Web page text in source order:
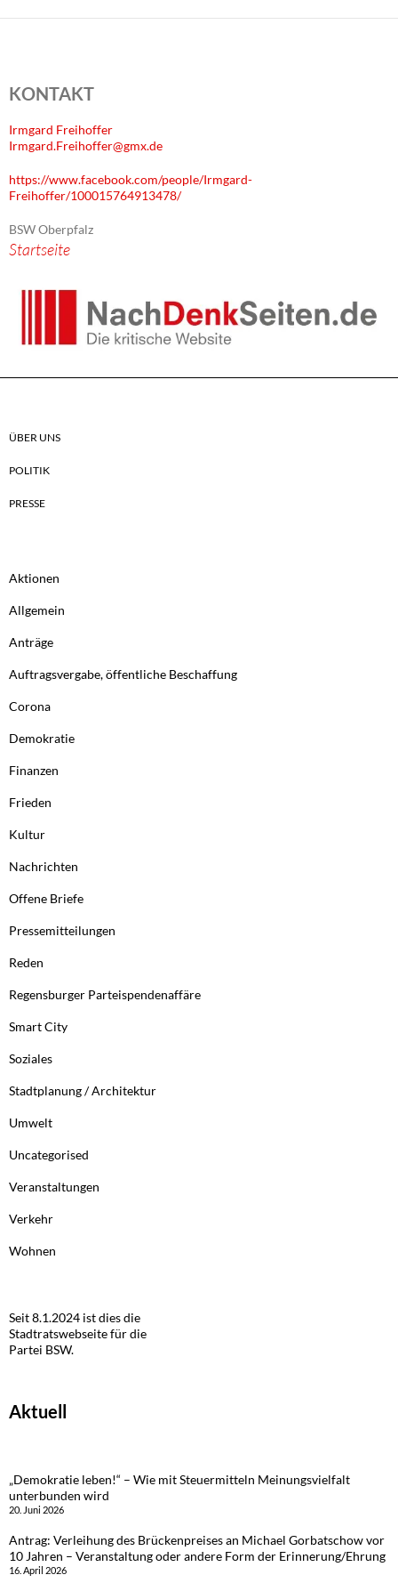
KONTAKT
Irmgard Freihoffer
Irmgard.Freihoffer@gmx.de
https://www.facebook.com/people/Irmgard-
Freihoffer/100015764913478/
BSW Oberpfalz
Startseite
ÜBER UNS
POLITIK
PRESSE
Aktionen
Allgemein
Anträge
Auftragsvergabe, öffentliche Beschaffung
Corona
Demokratie
Finanzen
Frieden
Kultur
Nachrichten
Offene Briefe
Pressemitteilungen
Reden
Regensburger Parteispendenaffäre
Smart City
Soziales
Stadtplanung / Architektur
Umwelt
Uncategorised
Veranstaltungen
Verkehr
Wohnen
Seit 8.1.2024 ist dies die
Stadtratswebseite für die
Partei BSW.
Aktuell
„Demokratie leben!“ – Wie mit Steuermitteln Meinungsvielfalt
unterbunden wird
20. Juni 2026
Antrag: Verleihung des Brückenpreises an Michael Gorbatschow vor
10 Jahren – Veranstaltung oder andere Form der Erinnerung/Ehrung
16. April 2026